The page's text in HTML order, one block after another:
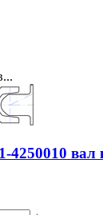
4250010